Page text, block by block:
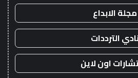
مجلة الابداع
الترددات
اون لاين